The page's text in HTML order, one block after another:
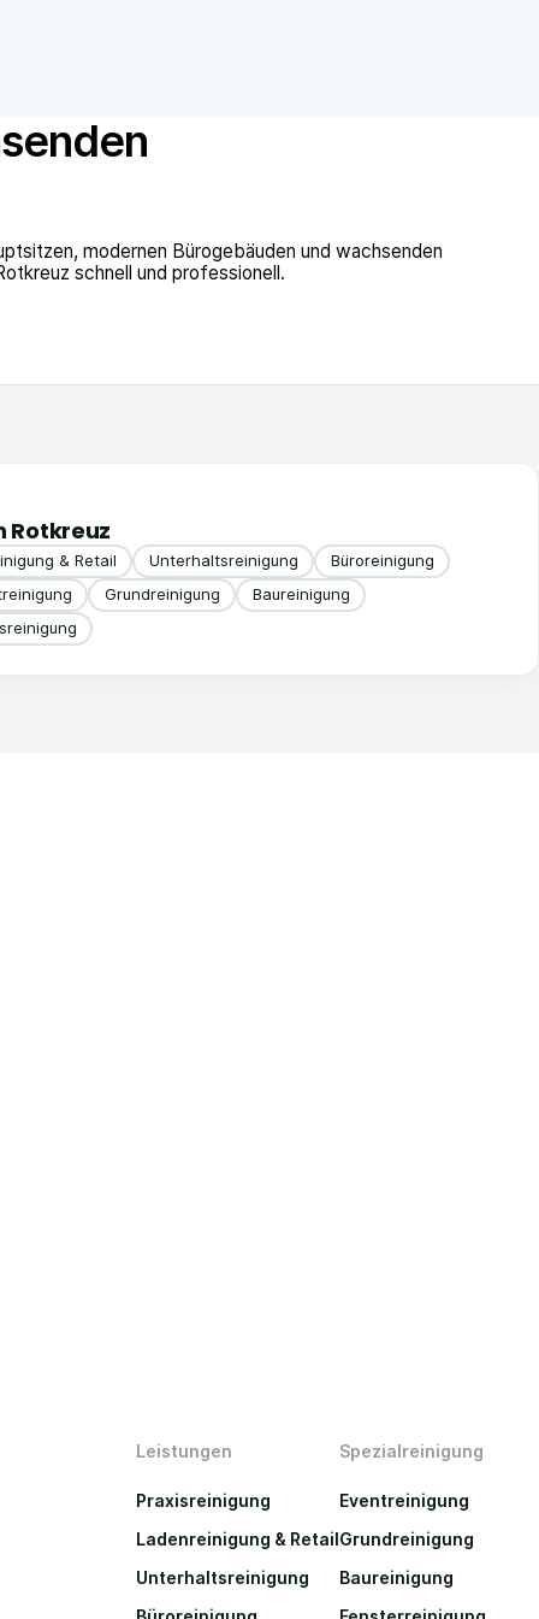
modernen Bürogebäuden und wachsenden
schnell und professionell.
Rotkreuz
& Retail Unterhaltsreinigung
Büroreinigung
Grundreinigung
Baureinigung
Leistungen
Praxisreinigung
Ladenreinigung & Retail
Unterhaltsreinigung
Spezialreinigung
Eventreinigung
Grundreinigung
Baureinigung